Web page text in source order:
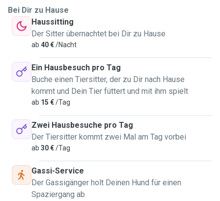
Bei Dir zu Hause
Haussitting
Der Sitter übernachtet bei Dir zu Hause
ab 40 €/Nacht
Ein Hausbesuch pro Tag
Buche einen Tiersitter, der zu Dir nach Hause
kommt und Dein Tier füttert und mit ihm spielt
ab 15 €/Tag
Zwei Hausbesuche pro Tag
Der Tiersitter kommt zwei Mal am Tag vorbei
ab 30 €/Tag
Gassi-Service
Der Gassigänger holt Deinen Hund für einen
Spaziergang ab